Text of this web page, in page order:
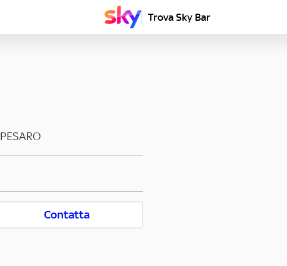
Trova Sky Bar
PESARO
Contatta